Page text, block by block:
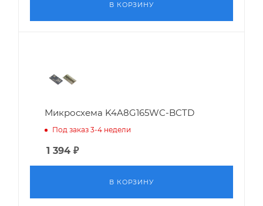
В КОРЗИНУ
Микросхема K4A8G165WC-BCTD
Под заказ 3-4 недели
1 394 ₽
В КОРЗИНУ